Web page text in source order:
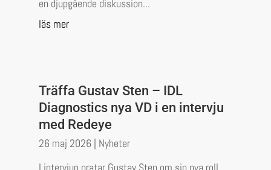
en djupgående diskussion...
läs mer
Träffa Gustav Sten – IDL
Diagnostics nya VD i en intervju
med Redeye
26 maj 2026| Nyheter
I intervjun pratar Gustav Sten om sin nya roll,